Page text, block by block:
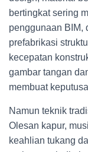
bertingkat sering
penggunaan BIM,
prefabrikasi
kecepatan
gambar tangan
membuat
Namun teknik
Olesan kapur,
keahlian tukang